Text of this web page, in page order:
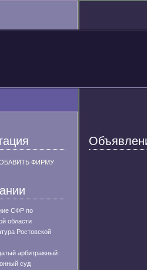
ФИРМУ
СФР по
области
Ростовской
арбитражный
суд